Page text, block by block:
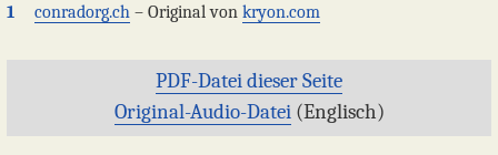
1 conradorg.ch – Original von kryon.com
PDF-Datei dieser Seite
Original-Audio-Datei(Englisch)